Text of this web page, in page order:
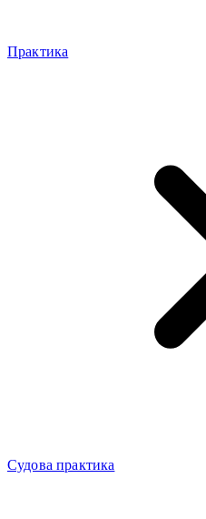
Практика
Судова практика